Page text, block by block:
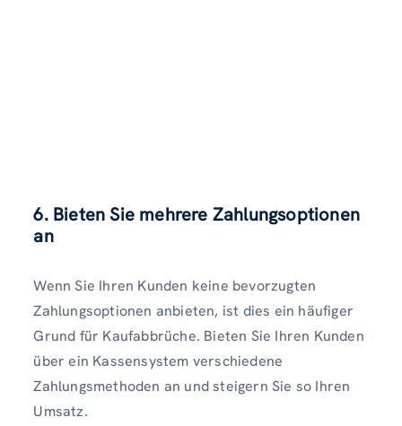
6. Bieten Sie mehrere Zahlungsoptionen
an
Wenn Sie Ihren Kunden keine bevorzugten
Zahlungsoptionen anbieten, ist dies ein häufiger
Grund für Kaufabbrüche. Bieten Sie Ihren Kunden
über ein Kassensystem verschiedene
Zahlungsmethoden an und steigern Sie so Ihren
Umsatz.